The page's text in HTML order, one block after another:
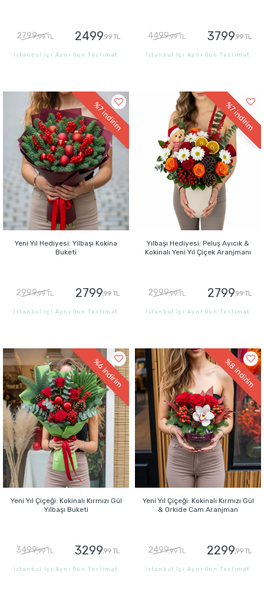
2799,99 TL 2499,99 TL
İstanbul İçi Aynı Gün Teslimat
4499,99 TL 3799,99 TL
İstanbul İçi Aynı Gün Teslimat
%7
indirim
Yeni Yıl Hediyesi: Yılbaşı Kokina
Buketi
2999,99 TL 2799,99 TL
İstanbul İçi Aynı Gün Teslimat
%7
indirim
Yılbaşı Hediyesi: Peluş Ayıcık &
Kokinalı Yeni Yıl Çiçek Aranjmanı
2999,99 TL 2799,99 TL
İstanbul İçi Aynı Gün Teslimat
%6
indirim
Yeni Yıl Çiçeği: Kokinalı Kırmızı Gül
Yılbaşı Buketi
3499,99 TL 3299,99 TL
İstanbul İçi Aynı Gün Teslimat
%8
indirim
Yeni Yıl Çiçeği: Kokinalı Kırmızı Gül
& Orkide Cam Aranjman
2499,99 TL 2299,99 TL
İstanbul İçi Aynı Gün Teslimat